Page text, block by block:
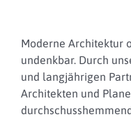
Moderne Architektur
undenkbar. Durch
und langjährigen
Architekten und